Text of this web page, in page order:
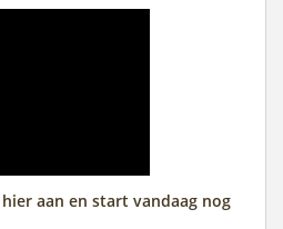
aan en start vandaag nog